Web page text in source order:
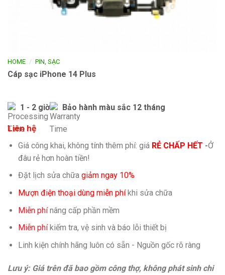
HOME / PIN, SẠC
Cáp sạc iPhone 14 Plus
1 - 2 giờ Bảo hành màu sắc 12 tháng
Liên hệ
Giá công khai, không tính thêm phí: giá RẺ CHẤP HẾT -Ở
đâu rẻ hơn hoàn tiền!
Đặt lịch sửa chữa giảm ngay 10%
Mượn điện thoại dùng miễn phíkhi sửa chữa
Miễn phínâng cấp phần mềm
Miễn phíkiếm tra, vệ sinh và báo lỗi thiết bị
Linh kiện chính hãng luôn có sẵn - Nguồn gốc rõ ràng
Lưu ý: Giá trên đã bao gồm công thợ, không phát sinh chi